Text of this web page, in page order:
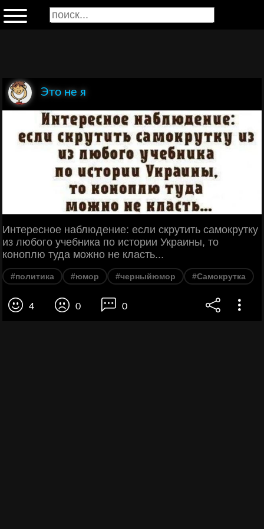
Это не я
Интересное наблюдение: если скрутить самокрутку
из любого учебника по истории Украины, то
коноплю туда можно не класть...
#политика #юмор #черныйюмор #Самокрутка
4 0 0